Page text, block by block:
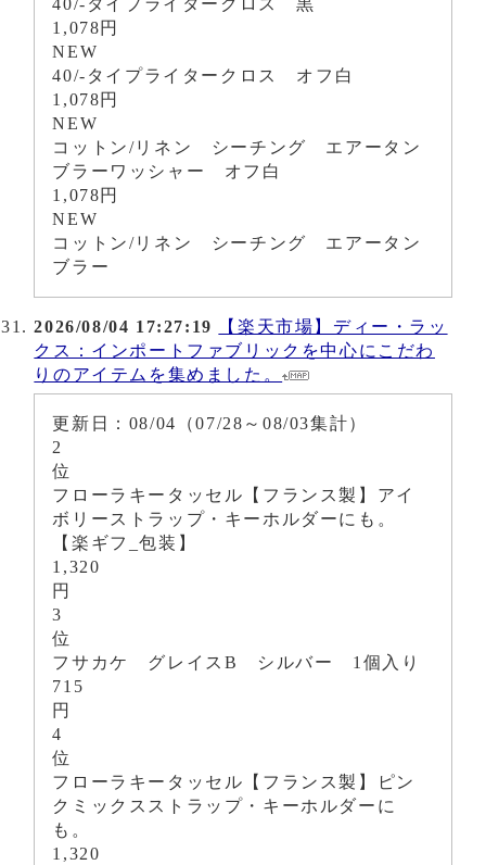
1,078円
NEW
40/-タイプライタークロス オフ白
1,078円
NEW
コットン/リネン シーチング エアータン
ブラーワッシャー オフ白
1,078円
NEW
コットン/リネン シーチング エアータン
ブラー
2026/08/04 17:27:19
【楽天市場】ディー・ラッ
クス：インポートファブリックを中心にこだわ
りのアイテムを集めました。
更新日：08/04（07/28～08/03集計）
2
位
フローラキータッセル【フランス製】アイ
ボリーストラップ・キーホルダーにも。
【楽ギフ_包装】
1,320
円
3
位
フサカケ グレイスB シルバー 1個入り
715
円
4
位
フローラキータッセル【フランス製】ピン
クミックスストラップ・キーホルダーに
も。
1,320